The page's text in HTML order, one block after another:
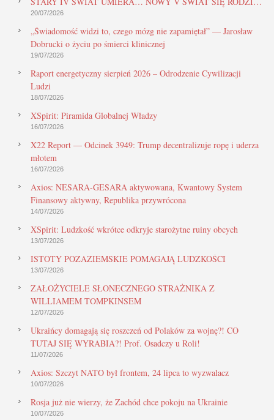
20/07/2026
„Świadomość widzi to, czego mózg nie zapamiętał” — Jarosław
Dobrucki o życiu po śmierci klinicznej
19/07/2026
Raport energetyczny sierpień 2026 – Odrodzenie Cywilizacji
Ludzi
18/07/2026
XSpirit: Piramida Globalnej Władzy
16/07/2026
X22 Report — Odcinek 3949: Trump decentralizuje ropę i uderza
młotem
16/07/2026
Axios: NESARA-GESARA aktywowana, Kwantowy System
Finansowy aktywny, Republika przywrócona
14/07/2026
XSpirit: Ludzkość wkrótce odkryje starożytne ruiny obcych
13/07/2026
ISTOTY POZAZIEMSKIE POMAGAJĄ LUDZKOŚCI
13/07/2026
ZAŁOŻYCIELE SŁONECZNEGO STRAŻNIKA Z
WILLIAMEM TOMPKINSEM
12/07/2026
Ukraińcy domagają się roszczeń od Polaków za wojnę?! CO
TUTAJ SIĘ WYRABIA?! Prof. Osadczy u Roli!
11/07/2026
Axios: Szczyt NATO był frontem, 24 lipca to wyzwalacz
10/07/2026
Rosja już nie wierzy, że Zachód chce pokoju na Ukrainie
10/07/2026